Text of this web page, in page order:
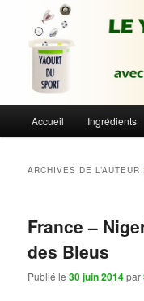
contenu
contenu
secondaireLe Yaourt
Du sport avec des vrais
principal
Accueil Ingrédients
ARCHIVES DE
France –
des Bleus
Publié le30 juin 2014par